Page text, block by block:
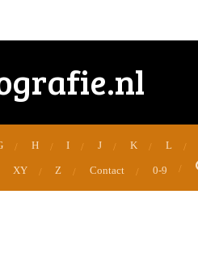
H I J K L
XY Z Contact 0-9